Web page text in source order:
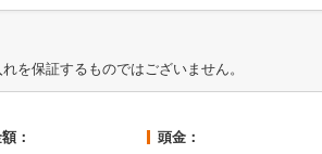
を保証するものではございません。
： 頭金：